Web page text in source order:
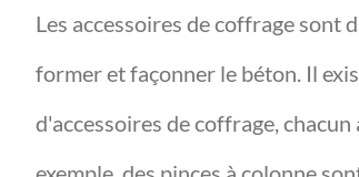
Les accessoires de coffrage sont
former et façonner le béton. Il
d'accessoires de coffrage,